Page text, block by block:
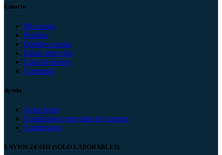
Usuario
Mi cuenta
Pedidos
Detalles cuenta
Editar dirección
Lista de deseos
Comparar
Ayuda
Aviso legal
Condiciones generales de compra
Contáctanos
ENVÍOS 24/48H (SOLO LABORABLES)